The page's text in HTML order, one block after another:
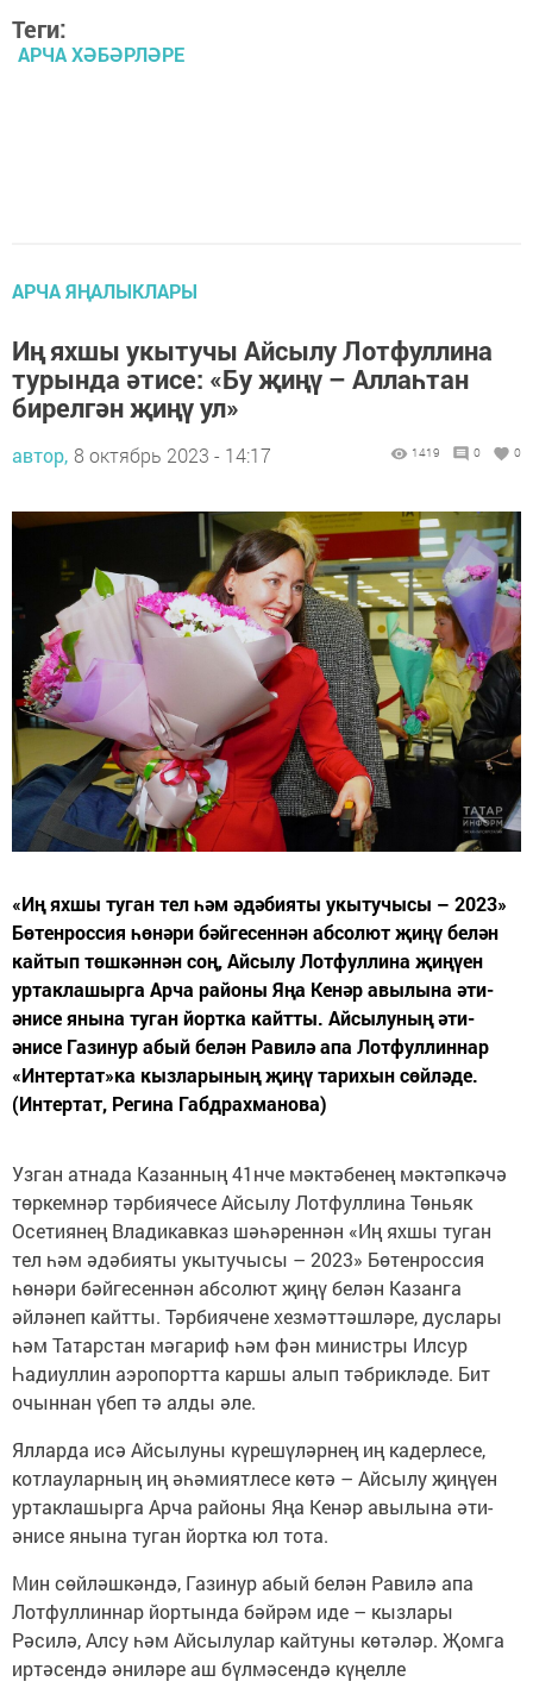
Теги:
АРЧА ХӘБӘРЛӘРЕ
АРЧА ЯҢАЛЫКЛАРЫ
Иң яхшы укытучы Айсылу Лотфуллина
турында әтисе: «Бу җиңү – Аллаһтан
бирелгән җиңү ул»
автор, 8 октябрь 2023 - 14:17 1419 0 0
«Иң яхшы туган тел һәм әдәбияты укытучысы – 2023»
Бөтенроссия һөнәри бәйгесеннән абсолют җиңү белән
кайтып төшкәннән соң, Айсылу Лотфуллина җиңүен
уртаклашырга Арча районы Яңа Кенәр авылына әти-
әнисе янына туган йортка кайтты. Айсылуның әти-
әнисе Газинур абый белән Равилә апа Лотфуллиннар
«Интертат»ка кызларының җиңү тарихын сөйләде.
(Интертат, Регина Габдрахманова)
Узган атнада Казанның 41нче мәктәбенең мәктәпкәчә
төркемнәр тәрбиячесе Айсылу Лотфуллина Төньяк
Осетиянең Владикавказ шәһәреннән «Иң яхшы туган
тел һәм әдәбияты укытучысы – 2023» Бөтенроссия
һөнәри бәйгесеннән абсолют җиңү белән Казанга
әйләнеп кайтты. Тәрбиячене хезмәттәшләре, дуслары
һәм Татарстан мәгариф һәм фән министры Илсур
Һадиуллин аэропортта каршы алып тәбрикләде. Бит
очыннан үбеп тә алды әле.
Ялларда исә Айсылуны күрешүләрнең иң кадерлесе,
котлауларның иң әһәмиятлесе көтә – Айсылу җиңүен
уртаклашырга Арча районы Яңа Кенәр авылына әти-
әнисе янына туган йортка юл тота.
Мин сөйләшкәндә, Газинур абый белән Равилә апа
Лотфуллиннар йортында бәйрәм иде – кызлары
Рәсилә, Алсу һәм Айсылулар кайтуны көтәләр. Җомга
иртәсендә әниләре аш бүлмәсендә күңелле